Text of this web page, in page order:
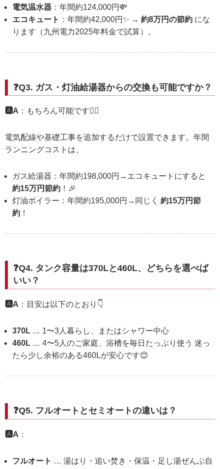
電気温水器 ：年間約124,000円💸
エコキュート ：年間約42,000円✨ → 約8万円の節約 にな
ります（九州電力2025年料金で試算）。
❓Q3. ガス・灯油給湯器からの交換も可能ですか？
🅰️A ：もちろん可能です🙆‍♂️
電気配線や基礎工事を追加するだけで設置できます。年間
ランニングコストは、
ガス給湯器：年間約198,000円→エコキュートにすると
約15万円節約 ！🎉
灯油ボイラー：年間約195,000円→同じく 約15万円節
約 ！
❓Q4. タンク容量は370Lと460L、どちらを選べば
いい？
🅰️A ：目安は以下のとおり👇
370L … 1〜3人暮らし、またはシャワー中心
460L … 4〜5人のご家庭、浴槽を毎日たっぷり使う 迷っ
たら少し余裕のある460Lが安心です😊
❓Q5. フルオートとセミオートの違いは？
🅰️A ：
フルオート … 湯はり・追い焚き・保温・足し湯ぜんぶ自